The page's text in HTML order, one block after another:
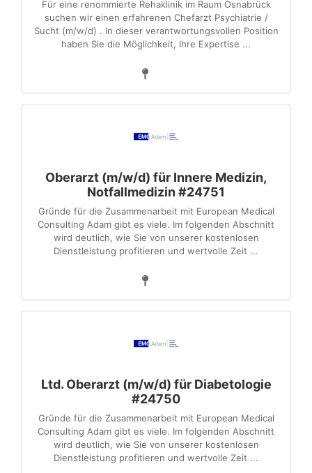
Für eine renommierte Rehaklinik im Raum Osnabrück
suchen wir einen erfahrenen Chefarzt Psychiatrie /
Sucht (m/w/d) . In dieser verantwortungsvollen Position
haben Sie die Möglichkeit, Ihre Expertise ...
Oberarzt (m/w/d) für Innere Medizin,
Notfallmedizin #24751
Gründe für die Zusammenarbeit mit European Medical
Consulting Adam gibt es viele. Im folgenden Abschnitt
wird deutlich, wie Sie von unserer kostenlosen
Dienstleistung profitieren und wertvolle Zeit ...
Ltd. Oberarzt (m/w/d) für Diabetologie
#24750
Gründe für die Zusammenarbeit mit European Medical
Consulting Adam gibt es viele. Im folgenden Abschnitt
wird deutlich, wie Sie von unserer kostenlosen
Dienstleistung profitieren und wertvolle Zeit ...